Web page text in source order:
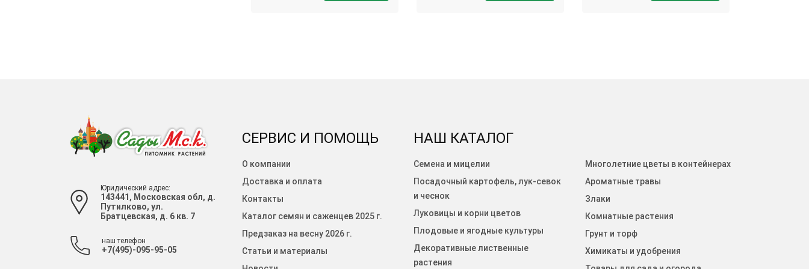
Юридический адрес:
143441, Московская обл, д.
Путилково, ул.
Братцевская, д. 6 кв. 7
наш телефон
+7(495)-095-95-05
СЕРВИС И ПОМОЩЬ
О компании
Доставка и оплата
Контакты
Каталог семян и саженцев 2025 г.
Предзаказ на весну 2026 г.
Статьи и материалы
НАШ КАТАЛОГ
Семена и мицелии
Посадочный картофель, лук-севок
и чеснок
Луковицы и корни цветов
Плодовые и ягодные культуры
Декоративные лиственные
растения
Многолетние цветы в контейнерах
Ароматные травы
Злаки
Комнатные растения
Грунт и торф
Химикаты и удобрения